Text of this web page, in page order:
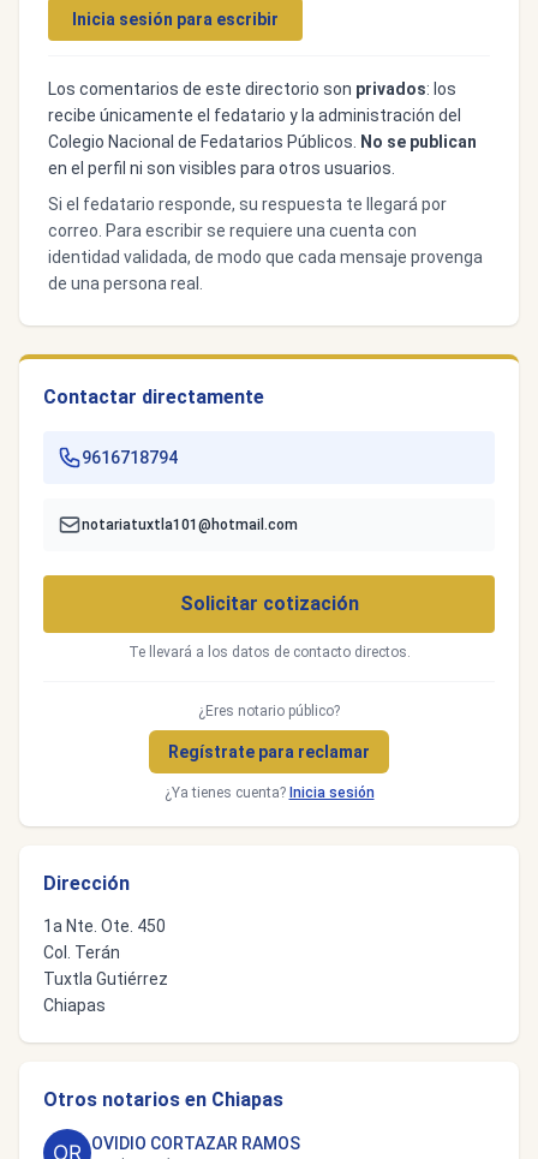
Inicia sesión para escribir
Los comentarios de este directorio son privados: los
recibe únicamente el fedatario y la administración del
Colegio Nacional de Fedatarios Públicos.
No se publican
en el perfil ni son visibles para otros usuarios.
Si el fedatario responde, su respuesta te llegará por
correo. Para escribir se requiere una cuenta con
identidad validada, de modo que cada mensaje provenga
de una persona real.
Contactar directamente
9616718794
notariatuxtla101@hotmail.com
Solicitar cotización
Te llevará a los datos de contacto directos.
¿Eres notario público?
Regístrate para reclamar
¿Ya tienes cuenta? Inicia sesión
Dirección
1a Nte. Ote. 450
Col. Terán
Tuxtla Gutiérrez
Chiapas
Otros notarios en Chiapas
OVIDIO CORTAZAR RAMOS